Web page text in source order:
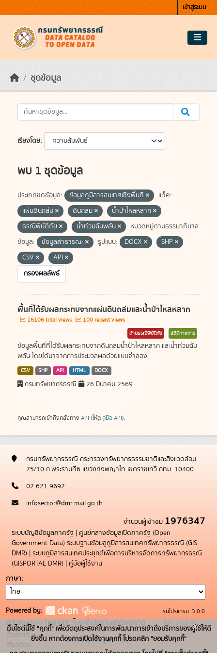
เข้าสู่ระบบ
ชุดข้อมูล
เรียงโดย
พบ 1 ชุดข้อมูล
ประเภทชุดข้อมูล: ข้อมูลภูมิสารสนเทศเชิงพื้นที่
แท็ค:
แผ่นดินถล่ม
ดินถล่ม
น้ำป่าไหลหลาก
ธรณีพิบัติภัย
น้ำท่วมฉับพลัน
หมวดหมู่ตามธรรมาภิบาล
ข้อมูล:
ข้อมูลสาธารณะ รูปแบบ: DOCX
SHP
CSV
API
กรองผลลัพธ์
พื้นที่ได้รับผลกระทบจากแผ่นดินถล่มและน้ำป่าไหลหลาก
16106 total views 100 recent views
ด้านธรณีพิบัติภัย สถิติทางการ
ข้อมูลพื้นที่ที่ได้รับผลกระทบจากดินถล่มน้ำป่าไหลหลาก และน้ำท่วมฉับ
พลัน โดยได้มาจากการประมวลผลด้วยแบบจำลอง
CSV SHP API HTML DOCX
กรมทรัพยากรธรณี 26 มีนาคม 2569
คุณสามารถเข้าถึงคลังทาง API (ให้ดู คู่มือ API).
กรมทรัพยากรธรณี กระทรวงทรัพยากรธรรมชาติและสิ่งแวดล้อม
75/10 ถ.พระรามที่6 แขวงทุ่งพญาไท เขตราชเทวี กทม. 10400
02 621 9692
infosector@dmr.mail.go.th
จำนวนผู้เข้าชม 1976347
ระบบบัญชีข้อมูลภาครัฐ | ศูนย์กลางข้อมูลเปิดภาครัฐ (Open
Government Data) ระบบฐานข้อมลูภูมิสารสนเทศทรัพยากรธรณี (GIS
DMR) | ระบบภูมิสารสนเทศประยุกต์เพื่อการบริหารจัดการทรัพยากรธรณี
(GISPORTAL DMR) | คู่มือผู้ใช้งาน
ภาษา
Powered by:
สนับสนุนระบบ Thai-GDC โดย สำนักงานสถิติแห่งชาติ
เว็บไซต์ที่
เกี่ยวข้อง:
ระบบบัญชีข้อมูลภาครัฐ
รุ่นโปรแกรม: 3.0.0
วันที่: 2025-05-
19
เว็บไซต์นี้ใช้ "คุกกี้" เพื่อวัตถุประสงค์ในการพัฒนาการเข้าถึงบริการของผู้ใช้ให้ดี
ยิ่งขึ้น หากต้องการเปิดใช้งานคุกกี้ โปรดคลิก "ยอมรับคุกกี้"
x